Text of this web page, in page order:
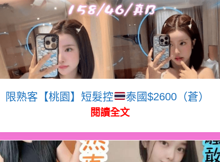
限熟客【桃園】短髮控 泰國$2600（蒼）
閱讀全文